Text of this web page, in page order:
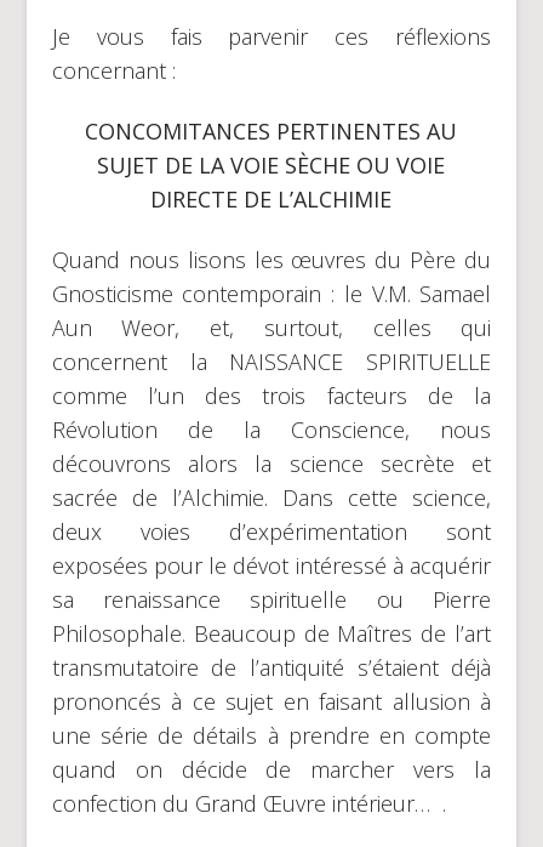
Je vous fais parvenir ces réflexions
concernant :
CONCOMITANCES PERTINENTES AU
SUJET DE LA VOIE SÈCHE OU VOIE
DIRECTE DE L’ALCHIMIE
Quand nous lisons les œuvres du Père du
Gnosticisme contemporain : le V.M. Samael
Aun Weor, et, surtout, celles qui
concernent la NAISSANCE SPIRITUELLE
comme l’un des trois facteurs de la
Révolution de la Conscience, nous
découvrons alors la science secrète et
sacrée de l’Alchimie. Dans cette science,
deux voies d’expérimentation sont
exposées pour le dévot intéressé à acquérir
sa renaissance spirituelle ou Pierre
Philosophale. Beaucoup de Maîtres de l’art
transmutatoire de l’antiquité s’étaient déjà
prononcés à ce sujet en faisant allusion à
une série de détails à prendre en compte
quand on décide de marcher vers la
confection du Grand Œuvre intérieur… .